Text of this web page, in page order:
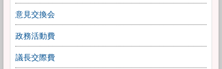
意見交換会
政務活動費
議長交際費